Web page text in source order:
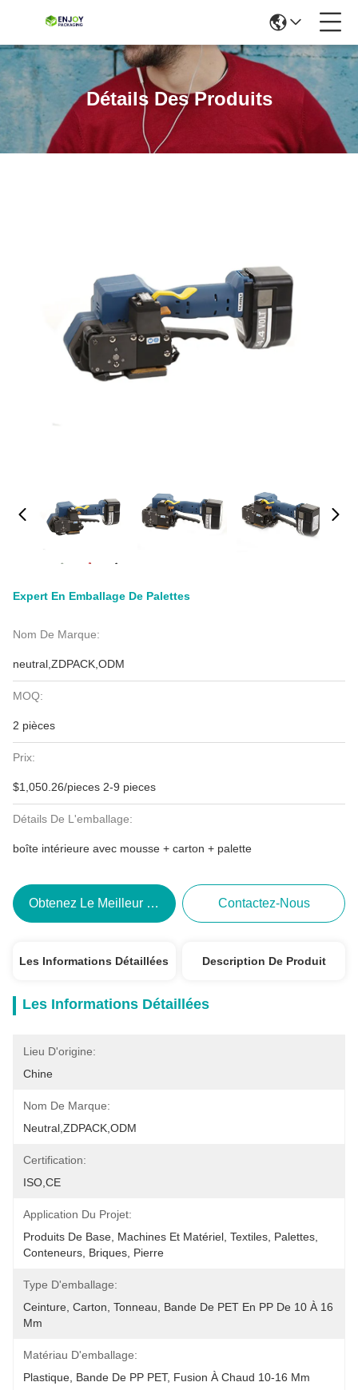
Détails Des Produits
Expert En Emballage De Palettes
Nom De Marque:
neutral,ZDPACK,ODM
MOQ:
2 pièces
Prix:
$1,050.26/pieces 2-9 pieces
Détails De L'emballage:
boîte intérieure avec mousse + carton + palette
Obtenez Le Meilleur Prix Contactez-Nous
Les Informations Détaillées Description De Produit
Les Informations Détaillées
Lieu D'origine:
Chine
Nom De Marque:
Neutral,ZDPACK,ODM
Certification:
ISO,CE
Application Du Projet:
Produits De Base, Machines Et Matériel, Textiles, Palettes,
Conteneurs, Briques, Pierre
Type D'emballage:
Ceinture, Carton, Tonneau, Bande De PET En PP De 10 À 16
Mm
Matériau D'emballage:
Plastique, Bande De PP PET, Fusion À Chaud 10-16 Mm